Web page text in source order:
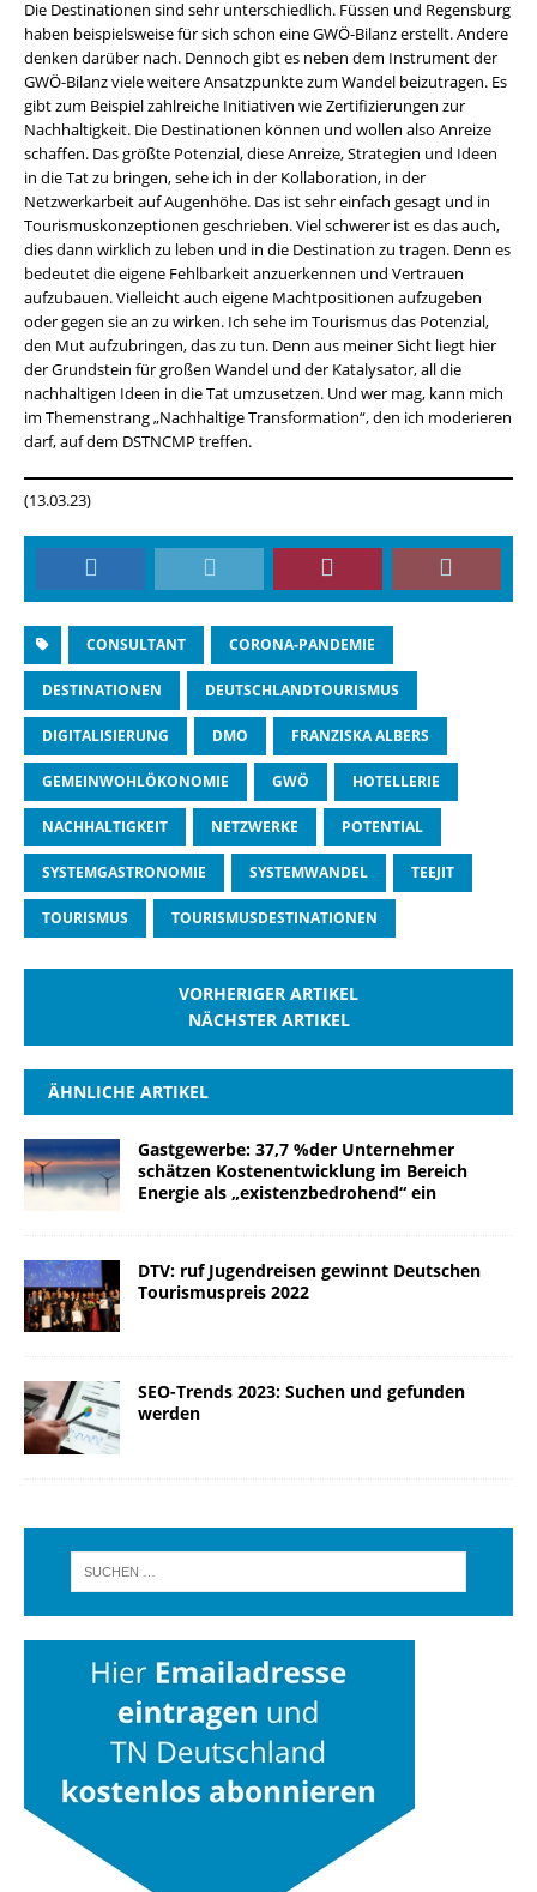
Die Destinationen sind sehr unterschiedlich. Füssen und Regensburg
haben beispielsweise für sich schon eine GWÖ-Bilanz erstellt. Andere
denken darüber nach. Dennoch gibt es neben dem Instrument der
GWÖ-Bilanz viele weitere Ansatzpunkte zum Wandel beizutragen. Es
gibt zum Beispiel zahlreiche Initiativen wie Zertifizierungen zur
Nachhaltigkeit. Die Destinationen können und wollen also Anreize
schaffen. Das größte Potenzial, diese Anreize, Strategien und Ideen
in die Tat zu bringen, sehe ich in der Kollaboration, in der
Netzwerkarbeit auf Augenhöhe. Das ist sehr einfach gesagt und in
Tourismuskonzeptionen geschrieben. Viel schwerer ist es das auch,
dies dann wirklich zu leben und in die Destination zu tragen. Denn es
bedeutet die eigene Fehlbarkeit anzuerkennen und Vertrauen
aufzubauen. Vielleicht auch eigene Machtpositionen aufzugeben
oder gegen sie an zu wirken. Ich sehe im Tourismus das Potenzial,
den Mut aufzubringen, das zu tun. Denn aus meiner Sicht liegt hier
der Grundstein für großen Wandel und der Katalysator, all die
nachhaltigen Ideen in die Tat umzusetzen. Und wer mag, kann mich
im Themenstrang „Nachhaltige Transformation“, den ich moderieren
darf, auf dem DSTNCMP treffen.
(13.03.23)
CONSULTANT CORONA-PANDEMIE
DESTINATIONEN DEUTSCHLANDTOURISMUS
DIGITALISIERUNG DMO FRANZISKA ALBERS
GEMEINWOHLÖKONOMIE GWÖ HOTELLERIE
NACHHALTIGKEIT NETZWERKE POTENTIAL
SYSTEMGASTRONOMIE SYSTEMWANDEL TEEJIT
TOURISMUS TOURISMUSDESTINATIONEN
VORHERIGER ARTIKEL
NÄCHSTER ARTIKEL
ÄHNLICHE ARTIKEL
Gastgewerbe: 37,7 %der Unternehmer
schätzen Kostenentwicklung im Bereich
Energie als „existenzbedrohend“ ein
DTV: ruf Jugendreisen gewinnt Deutschen
Tourismuspreis 2022
SEO-Trends 2023: Suchen und gefunden
werden